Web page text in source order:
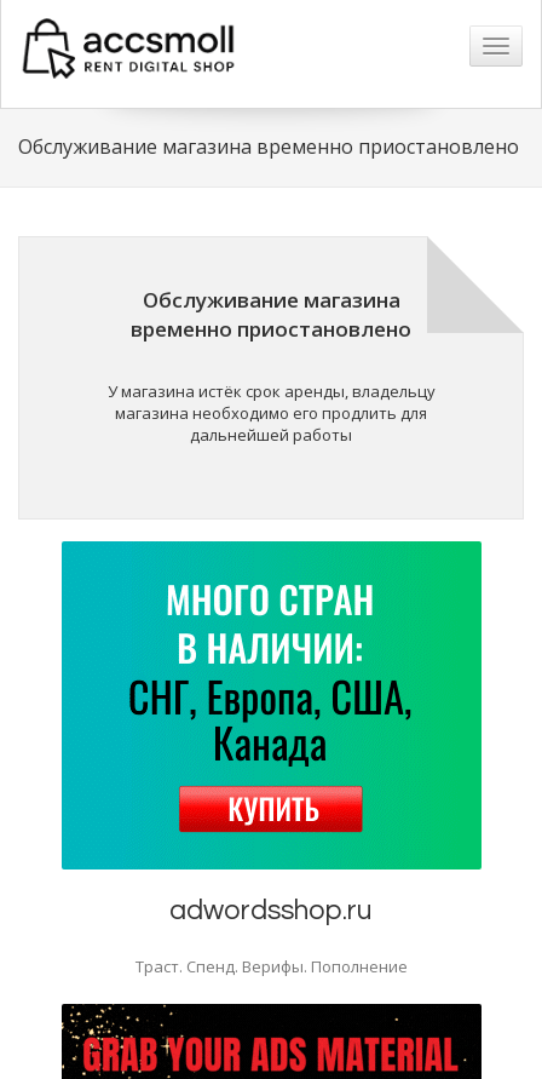
Обслуживание магазина временно приостановлено
Обслуживание магазина
временно приостановлено
У магазина истёк срок аренды, владельцу
магазина необходимо его продлить для
дальнейшей работы
adwordsshop.ru
Траст. Спенд. Верифы. Пополнение